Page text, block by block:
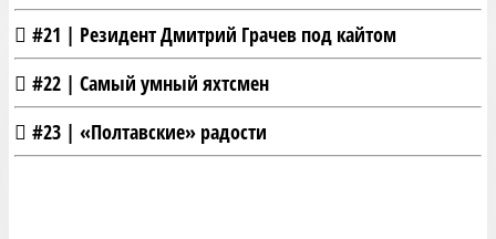
#21 | Резидент Дмитрий Грачев под кайтом
#22 | Самый умный яхтсмен
#23 | «Полтавские» радости